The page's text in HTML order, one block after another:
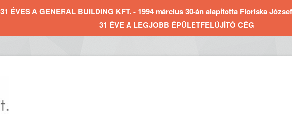
31 ÉVES A GENERAL BUILDING KFT. - 1994 március 30-án alapította Floriska
31 ÉVE A LEGJOBB ÉPÜLETFELÚJÍTÓ CÉG